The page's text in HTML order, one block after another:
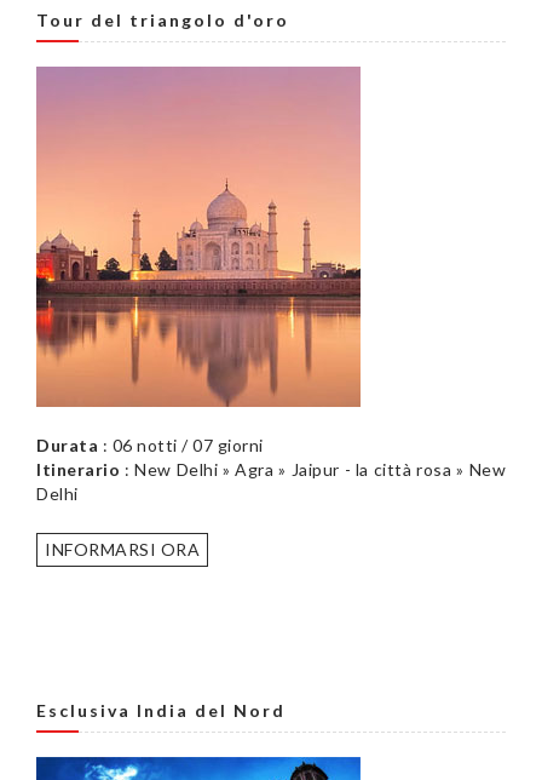
Tour del triangolo d'oro
Durata : 06 notti / 07 giorni
Itinerario : New Delhi » Agra » Jaipur - la città rosa » New
Delhi
INFORMARSI ORA
Esclusiva India del Nord